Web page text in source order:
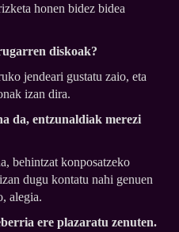
honen bidez bidea
diskoak?
jendeari gustatu zaio, eta
izan dira.
da, entzunaldiak merezi
behintzat konposatzeko
dugu kontatu nahi genuen
alegia.
ere plazaratu zenuten.